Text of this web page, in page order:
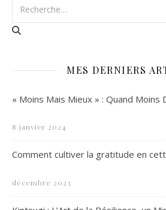
MES DERNIERS
« Moins Mais Mieux » : Quand Moins
8 janvier 2024
Comment cultiver la gratitude en
décembre 2023